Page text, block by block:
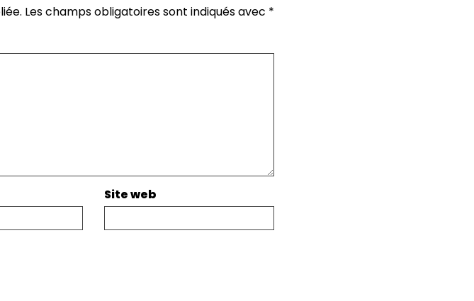
Les champs obligatoires sont indiqués avec *
Site web